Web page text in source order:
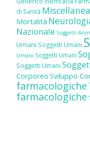
di Sanità Miscellanea
Mortalità
Nazionale Soggetti
Umani Soggetti Umani
Umani Soggetti Umani
Soggetti Umani
Corporeo Sviluppo
farmacologiche
farmacologiche